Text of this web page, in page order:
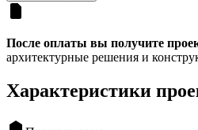
После оплаты вы получите
архитектурные решения и
Характеристики